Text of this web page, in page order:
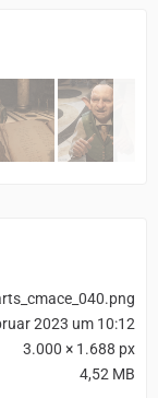
2023 um 10:12
3.000 × 1.688 px
4,52 MB